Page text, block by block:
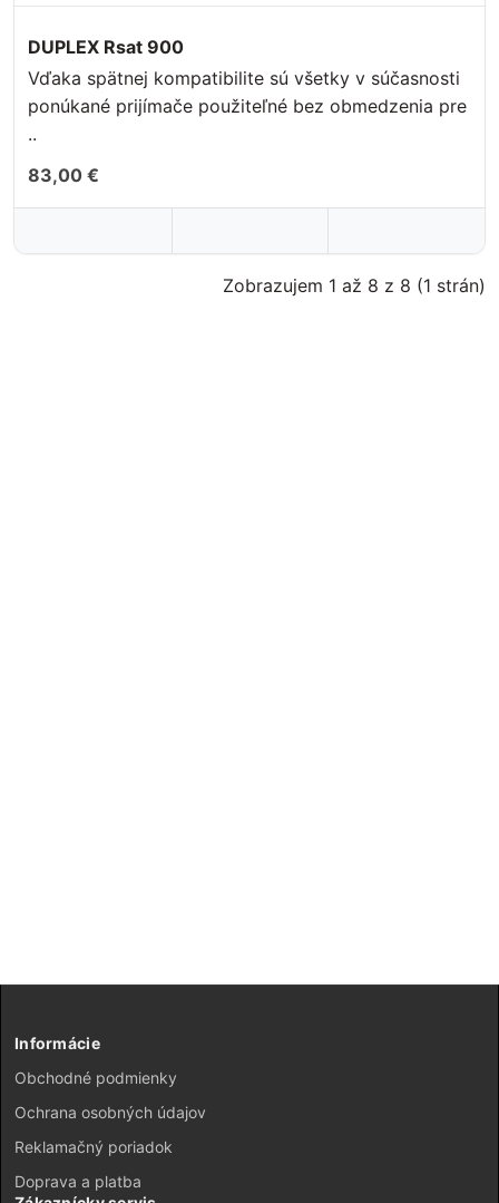
DUPLEX Rsat 900
Vďaka spätnej kompatibilite sú všetky v súčasnosti
ponúkané prijímače použiteľné bez obmedzenia pre
..
83,00 €
Zobrazujem 1 až 8 z 8 (1 strán)
Informácie
Obchodné podmienky
Ochrana osobných údajov
Reklamačný poriadok
Doprava a platba